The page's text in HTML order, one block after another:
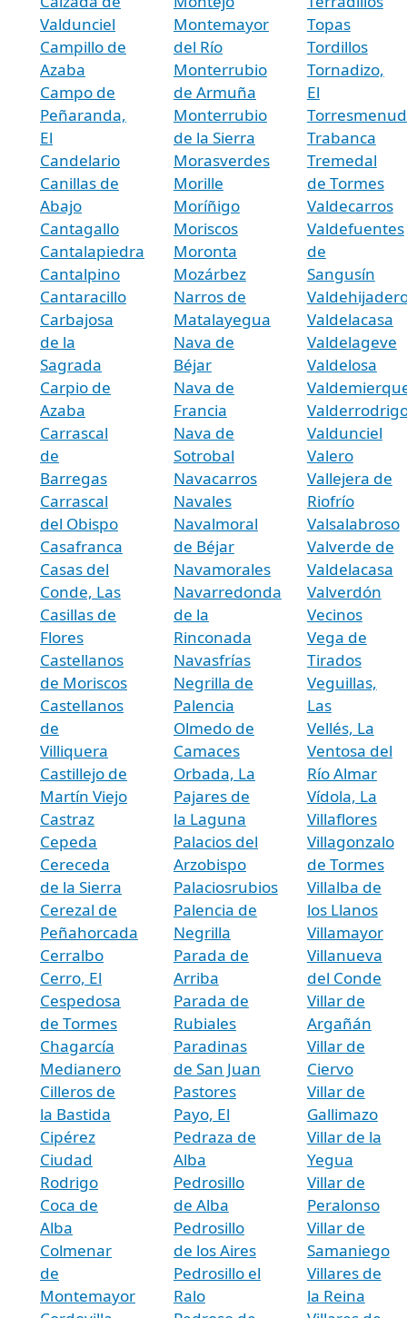
Valdunciel
Campillo de
Azaba
Campo de
Peñaranda,
El
Candelario
Canillas de
Abajo
Cantagallo
Cantalapiedra
Cantalpino
Cantaracillo
Carbajosa
de la
Sagrada
Carpio de
Azaba
Carrascal
de
Barregas
Carrascal
del Obispo
Casafranca
Casas del
Conde, Las
Casillas de
Flores
Castellanos
de Moriscos
Castellanos
de
Villiquera
Castillejo de
Martín Viejo
Castraz
Cepeda
Cereceda
de la Sierra
Cerezal de
Peñahorcada
Cerralbo
Cerro, El
Cespedosa
de Tormes
Chagarcía
Medianero
Cilleros de
la Bastida
Cipérez
Ciudad
Rodrigo
Coca de
Alba
Colmenar
de
Montemayor
Montemayor
del Río
Monterrubio
de Armuña
Monterrubio
de la Sierra
Morasverdes
Morille
Moríñigo
Moriscos
Moronta
Mozárbez
Narros de
Matalayegua
Nava de
Béjar
Nava de
Francia
Nava de
Sotrobal
Navacarros
Navales
Navalmoral
de Béjar
Navamorales
Navarredonda
de la
Rinconada
Navasfrías
Negrilla de
Palencia
Olmedo de
Camaces
Orbada, La
Pajares de
la Laguna
Palacios del
Arzobispo
Palaciosrubios
Palencia de
Negrilla
Parada de
Arriba
Parada de
Rubiales
Paradinas
de San Juan
Pastores
Payo, El
Pedraza de
Alba
Pedrosillo
de Alba
Pedrosillo
de los Aires
Pedrosillo el
Ralo
Topas
Tordillos
Tornadizo,
El
Trabanca
Tremedal
de Tormes
Valdecarros
Valdefuentes
de
Sangusín
Valdelacasa
Valdelageve
Valdelosa
Valdunciel
Valero
Vallejera de
Riofrío
Valsalabroso
Valverde de
Valdelacasa
Valverdón
Vecinos
Vega de
Tirados
Veguillas,
Las
Vellés, La
Ventosa del
Río Almar
Vídola, La
Villaflores
Villagonzalo
de Tormes
Villalba de
los Llanos
Villamayor
Villanueva
del Conde
Villar de
Argañán
Villar de
Ciervo
Villar de
Gallimazo
Villar de la
Yegua
Villar de
Peralonso
Villar de
Samaniego
Villares de
la Reina